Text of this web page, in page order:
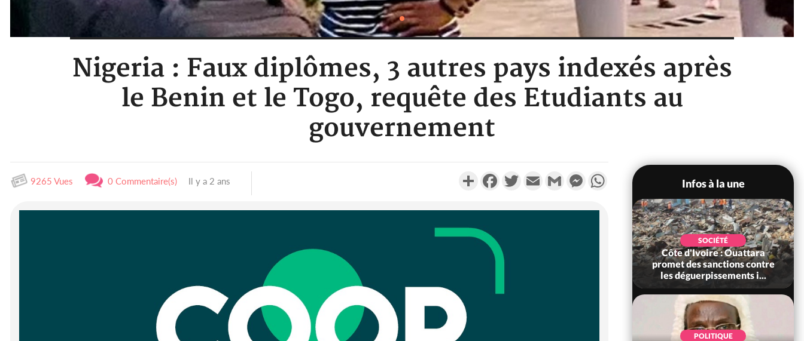
Nigeria : Faux diplômes, 3 autres pays indexés après
le Benin et le Togo, requête des Etudiants au
gouvernement
9265 Vues 0 Commentaire(s) Il y a 2 ans PartagerFacebookTwitterEmail Gmail MessengerWhatsApp
Infos à la une
Côte d'Ivoire : Après le pari
réussi du 66e anniversaire,
SOCIÉTÉ
Côte d'Ivoire : Ouattara
promet des sanctions contre
les déguerpissements i...
POLITIQUE